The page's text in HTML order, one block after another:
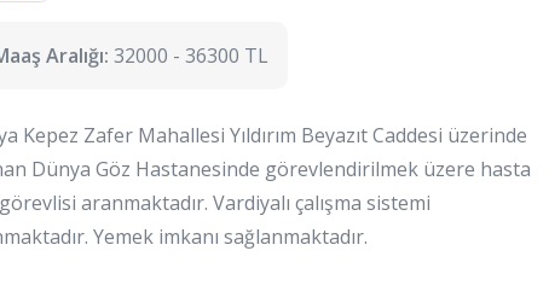
Aralığı: 32000 - 36300 TL
Kepez Zafer Mahallesi Yıldırım Beyazıt Caddesi üzerinde
Dünya Göz Hastanesinde görevlendirilmek üzere hasta
aranmaktadır. Vardiyalı çalışma sistemi
Yemek imkanı sağlanmaktadır.